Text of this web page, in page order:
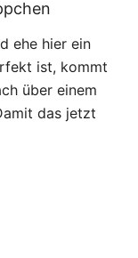
ehe hier ein
ist, kommt
über einem
das jetzt